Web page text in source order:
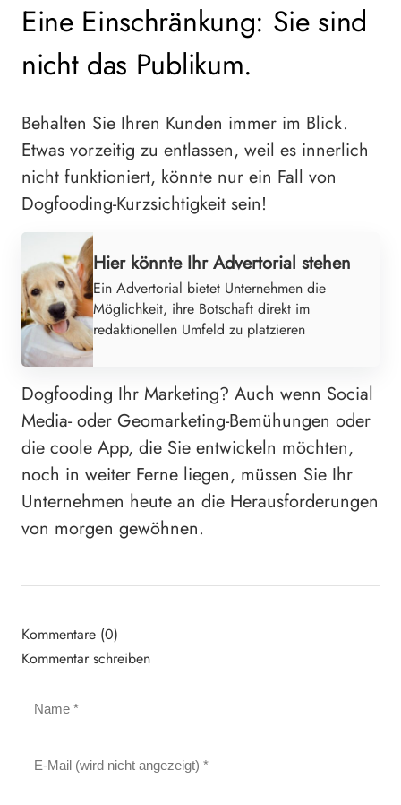
Eine Einschränkung: Sie sind
nicht das Publikum.
Behalten Sie Ihren Kunden immer im Blick.
Etwas vorzeitig zu entlassen, weil es innerlich
nicht funktioniert, könnte nur ein Fall von
Dogfooding-Kurzsichtigkeit sein!
Hier könnte Ihr Advertorial stehen
Ein Advertorial bietet Unternehmen die
Möglichkeit, ihre Botschaft direkt im
redaktionellen Umfeld zu platzieren
Dogfooding Ihr Marketing? Auch wenn Social
Media- oder Geomarketing-Bemühungen oder
die coole App, die Sie entwickeln möchten,
noch in weiter Ferne liegen, müssen Sie Ihr
Unternehmen heute an die Herausforderungen
von morgen gewöhnen.
Kommentare (0)
Kommentar schreiben